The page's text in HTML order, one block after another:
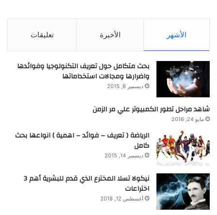
الأشهر الأخيرة تعليقات
بحث متكامل حول تعريف التكنولوجيا وفوائدها
واضرارها ومجالات استخداماتها
ديسمبر 8, 2015
شاهد مراحل تطور الكمبيوتر علي مر الزمن
مايو 24, 2016
الرياضة ( تعريف – فوائد – اهمية ) انواعها بحث
كامل
ديسمبر 14, 2015
نيكولا تسلا المخترع الذي قدم للبشرية أهم 3
اختراعات
أغسطس 12, 2018